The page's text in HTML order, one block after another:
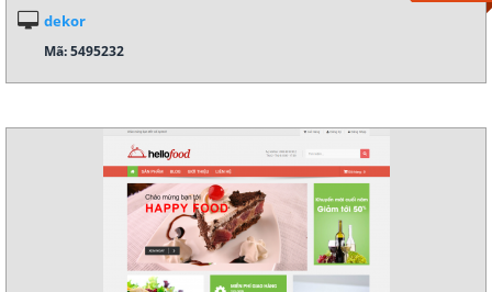
dekor
Mã: 5495232
Chi tiết